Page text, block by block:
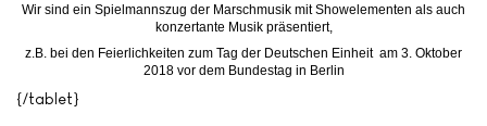
Wir sind ein Spielmannszug der Marschmusik mit Showelementen als auch
konzertante Musik präsentiert,
z.B. bei den Feierlichkeiten zum Tag der Deutschen Einheit am 3. Oktober
2018 vor dem Bundestag in Berlin
{/tablet}